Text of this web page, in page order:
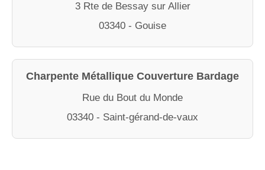
3 Rte de Bessay sur Allier
03340 - Gouise
Charpente Métallique Couverture Bardage
Rue du Bout du Monde
03340 - Saint-gérand-de-vaux